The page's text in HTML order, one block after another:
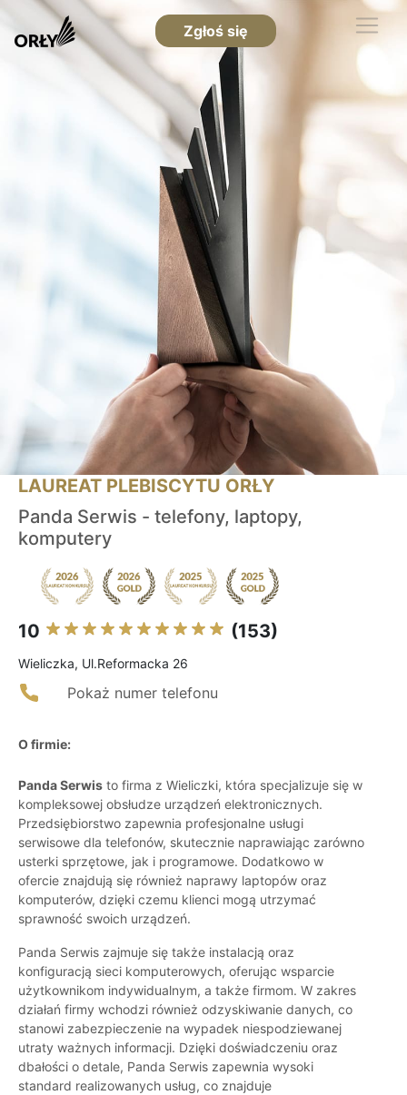
Zgłoś się
LAUREAT PLEBISCYTU ORŁY
Panda Serwis - telefony, laptopy,
komputery
10 (153)
Wieliczka, Ul.Reformacka 26
Pokaż numer telefonu
O firmie:
Panda Serwis to firma z Wieliczki, która specjalizuje się w
kompleksowej obsłudze urządzeń elektronicznych.
Przedsiębiorstwo zapewnia profesjonalne usługi
serwisowe dla telefonów, skutecznie naprawiając zarówno
usterki sprzętowe, jak i programowe. Dodatkowo w
ofercie znajdują się również naprawy laptopów oraz
komputerów, dzięki czemu klienci mogą utrzymać
sprawność swoich urządzeń.
Panda Serwis zajmuje się także instalacją oraz
konfiguracją sieci komputerowych, oferując wsparcie
użytkownikom indywidualnym, a także firmom. W zakres
działań firmy wchodzi również odzyskiwanie danych, co
stanowi zabezpieczenie na wypadek niespodziewanej
utraty ważnych informacji. Dzięki doświadczeniu oraz
dbałości o detale, Panda Serwis zapewnia wysoki
standard realizowanych usług, co znajduje